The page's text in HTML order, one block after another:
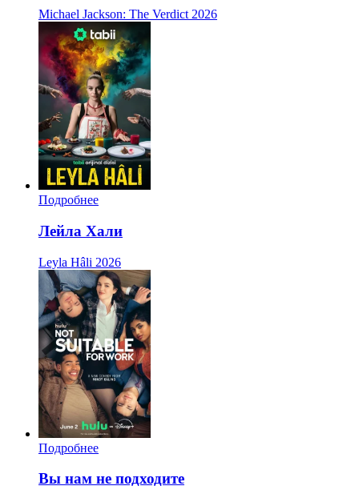
Michael Jackson: The Verdict 2026
Подробнее
Лейла Хали
Leyla Hâli 2026
Подробнее
Вы нам не подходите